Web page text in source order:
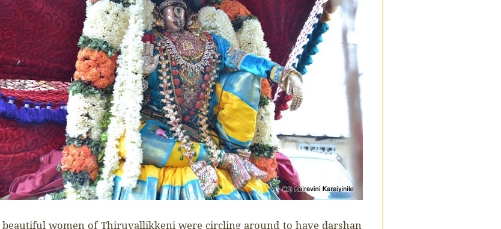
beautiful women of Thiruvallikkeni were circling around to have darshan